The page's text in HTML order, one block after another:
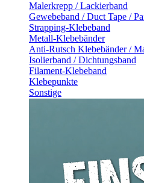
Malerkrepp / Lackierband
Gewebeband / Duct Tape /
Strapping-Klebeband
Metall-Klebebänder
Anti-Rutsch Klebebänder /
Isolierband / Dichtungsband
Filament-Klebeband
Klebepunkte
Sonstige